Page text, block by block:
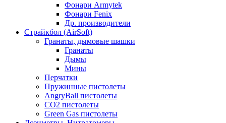
Фонари Armytek
Фонари Fenix
Др. производители
Страйкбол (AirSoft)
Гранаты, дымовые шашки
Гранаты
Дымы
Мины
Перчатки
Пружинные пистолеты
AngryBall пистолеты
CO2 пистолеты
Green Gas пистолеты